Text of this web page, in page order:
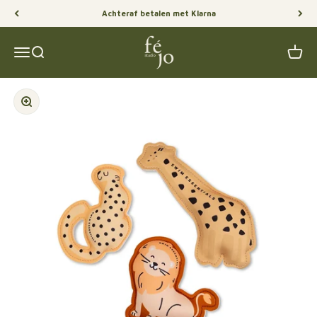
Achteraf betalen met Klarna
MenuZoeken
Féjo Studio
In-/uitzoomen